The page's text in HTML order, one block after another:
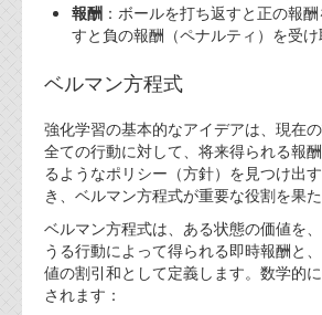
報酬 ：ボールを打ち返すと正の報
すと負の報酬（ペナルティ）を受け
ベルマン方程式
強化学習の基本的なアイデアは、現在
全ての行動に対して、将来得られる報
るようなポリシー（方針）を見つけ出
き、ベルマン方程式が重要な役割を果た
ベルマン方程式は、ある状態の価値を
うる行動によって得られる即時報酬と
値の割引和として定義します。数学的
されます：